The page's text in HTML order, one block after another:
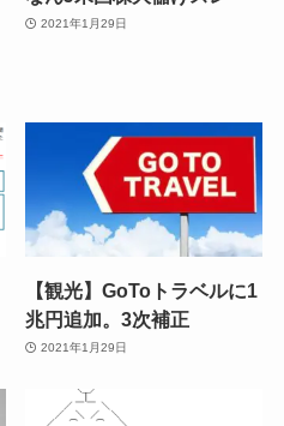
2021年1月29日
【観光】GoToトラベルに1
兆円追加。3次補正
2021年1月29日